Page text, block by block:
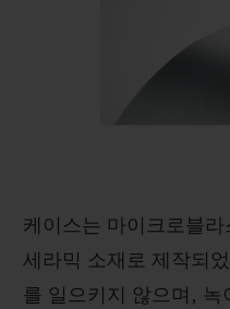
케이스는 마이크로블
세라믹 소재로 제작되
를 일으키지 않으며,